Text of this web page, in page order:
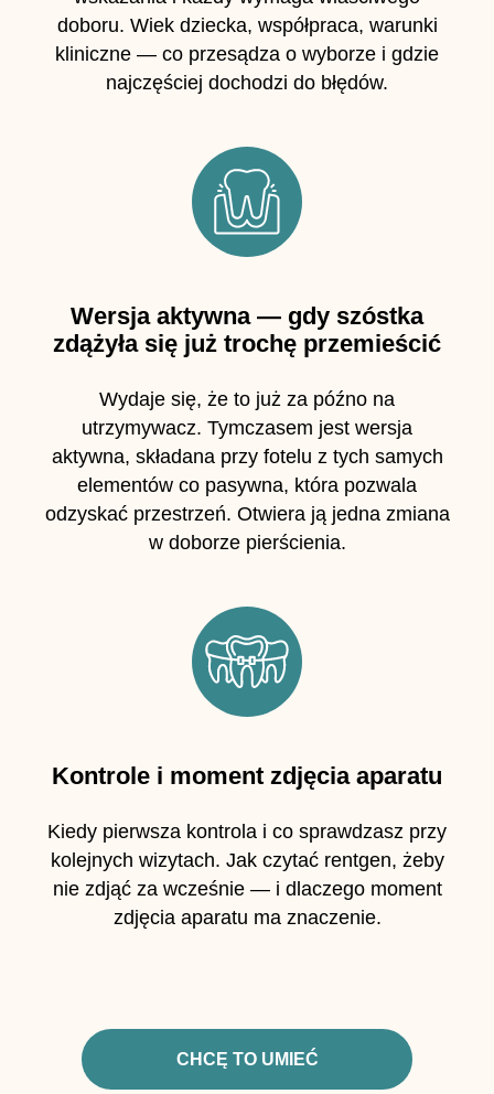
doboru. Wiek dziecka, współpraca, warunki
kliniczne — co przesądza o wyborze i gdzie
najczęściej dochodzi do błędów.
Wersja aktywna — gdy szóstka
zdążyła się już trochę przemieścić
Wydaje się, że to już za późno na
utrzymywacz. Tymczasem jest wersja
aktywna, składana przy fotelu z tych samych
elementów co pasywna, która pozwala
odzyskać przestrzeń. Otwiera ją jedna zmiana
w doborze pierścienia.
Kontrole i moment zdjęcia aparatu
Kiedy pierwsza kontrola i co sprawdzasz przy
kolejnych wizytach. Jak czytać rentgen, żeby
nie zdjąć za wcześnie — i dlaczego moment
zdjęcia aparatu ma znaczenie.
CHCĘ TO UMIEĆ